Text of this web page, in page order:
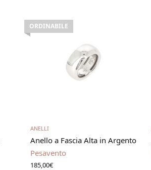
ORDINABILE
ANELLI
Anello a Fascia Alta in Argento
Pesavento
185,00€